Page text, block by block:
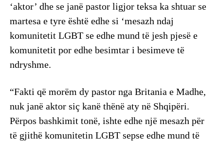
‘aktor’ dhe se janë pastor ligjor teksa ka shtuar se
martesa e tyre është edhe si ‘mesazh ndaj
komunitetit LGBT se edhe mund të jesh pjesë e
komunitetit por edhe besimtar i besimeve të
ndryshme.
“Fakti që morëm dy pastor nga Britania e Madhe,
nuk janë aktor siç kanë thënë aty në Shqipëri.
Përpos bashkimit tonë, ishte edhe një mesazh për
të gjithë komunitetin LGBT sepse edhe mund të